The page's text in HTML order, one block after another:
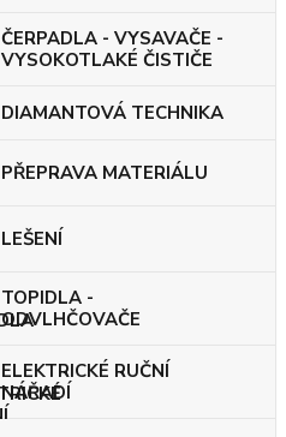
ČERPADLA - VYSAVAČE -
VYSOKOTLAKÉ ČISTIČE
DIAMANTOVÁ TECHNIKA
PŘEPRAVA MATERIÁLU
LEŠENÍ
TOPIDLA -
ODVLHČOVAČE
ELEKTRICKÉ RUČNÍ
NÁŘADÍ